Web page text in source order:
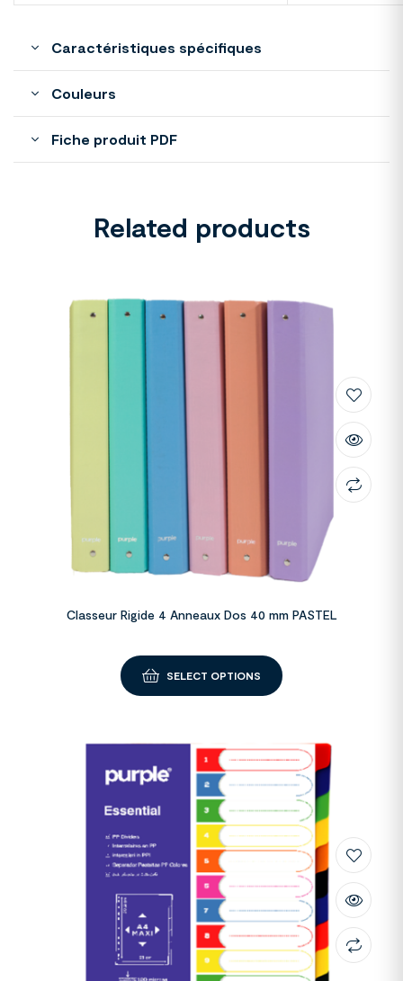
Caractéristiques spécifiques
Couleurs
Fiche produit PDF
Related products
Classeur Rigide 4 Anneaux Dos 40 mm PASTEL
SELECT OPTIONS